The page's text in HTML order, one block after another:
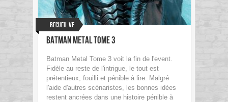
Recueil VF
Batman Metal Tome 3
Batman Metal Tome 3 voit la fin de l'event.
Fidèle au reste de l'intrigue, le tout est
prétentieux, fouilli et pénible à lire. Malgré
l'aide d'autres scénaristes, les bonnes idées
restent ancrées dans une histoire pénible à